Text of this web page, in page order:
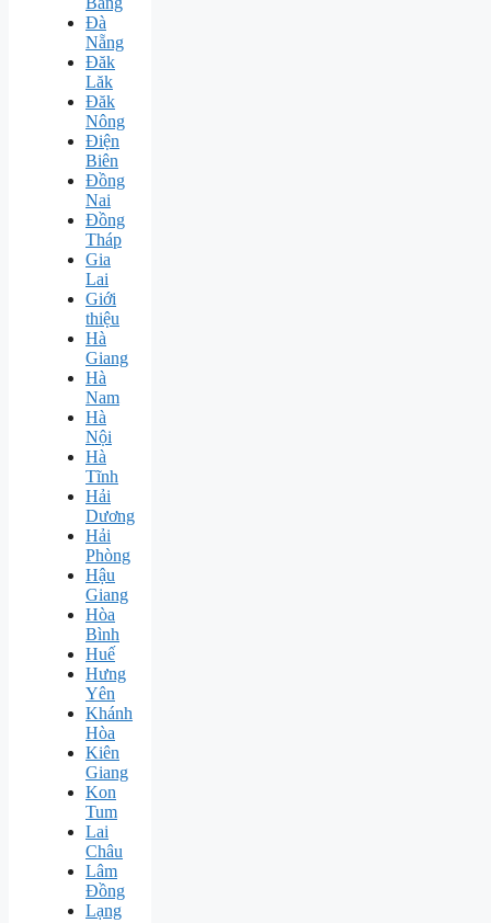
Đà
Nẵng
Đăk
Lăk
Đăk
Nông
Điện
Biên
Đồng
Nai
Đồng
Tháp
Gia
Lai
Giới
thiệu
Hà
Giang
Hà
Nam
Hà
Nội
Hà
Tĩnh
Hải
Dương
Hải
Phòng
Hậu
Giang
Hòa
Bình
Huế
Hưng
Yên
Khánh
Hòa
Kiên
Giang
Kon
Tum
Lai
Châu
Lâm
Đồng
Lạng